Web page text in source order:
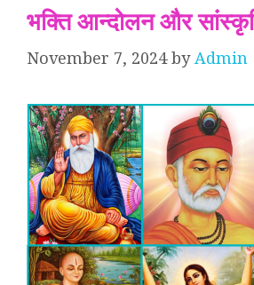
भक्ति आन्दोलन और
November 7, 2024 byAdmin